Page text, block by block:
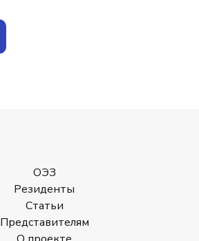
ОЭЗ
Резиденты
Статьи
Представителям